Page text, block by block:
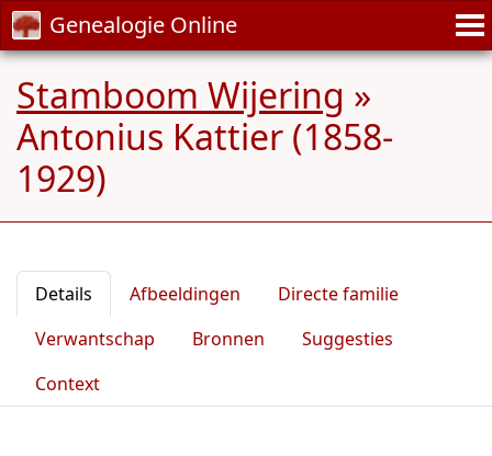
Genealogie Online
Stamboom Wijering »
Antonius Kattier (1858-
1929)
Details Afbeeldingen
Directe familie
Verwantschap
Bronnen
Suggesties
Context